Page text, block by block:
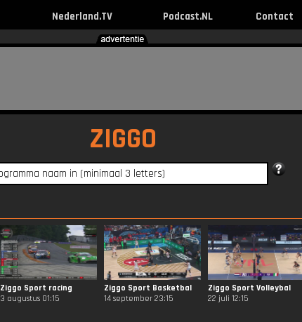
Nederland.TV Podcast.NL Contact
ZIGGO
Ziggo Sport racing
3 augustus 01:15
Ziggo Sport Basketbal
14 september 23:15
Ziggo Sport Volleybal
22 juli 12:15